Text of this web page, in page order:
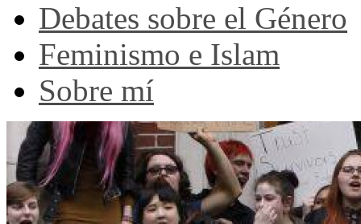
Debates sobre el Género
Feminismo e Islam
Sobre mí